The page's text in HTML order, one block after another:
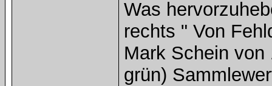
Was
rechts " Von
Mark Schein
grün)